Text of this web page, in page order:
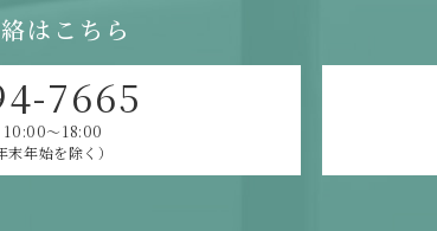
はこちら
7665
10:00～18:00
年始を除く）